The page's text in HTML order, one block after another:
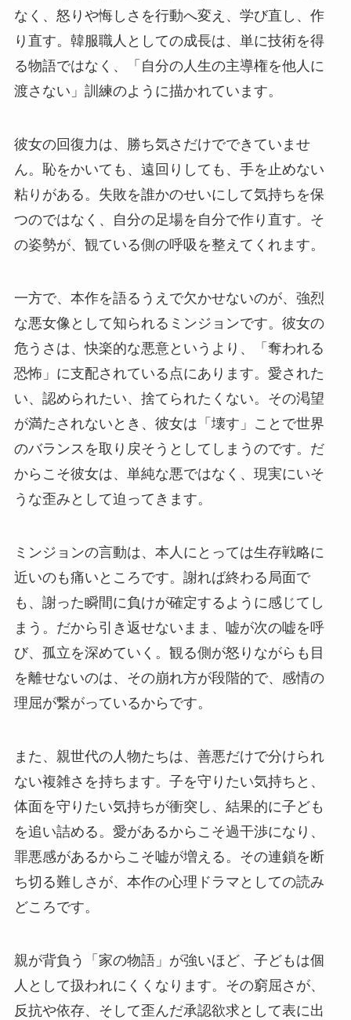
なく、怒りや悔しさを行動へ変え、学び直し、作
り直す。韓服職人としての成長は、単に技術を得
る物語ではなく、「自分の人生の主導権を他人に
渡さない」訓練のように描かれています。
彼女の回復力は、勝ち気さだけでできていませ
ん。恥をかいても、遠回りしても、手を止めない
粘りがある。失敗を誰かのせいにして気持ちを保
つのではなく、自分の足場を自分で作り直す。そ
の姿勢が、観ている側の呼吸を整えてくれます。
一方で、本作を語るうえで欠かせないのが、強烈
な悪女像として知られるミンジョンです。彼女の
危うさは、快楽的な悪意というより、「奪われる
恐怖」に支配されている点にあります。愛された
い、認められたい、捨てられたくない。その渇望
が満たされないとき、彼女は「壊す」ことで世界
のバランスを取り戻そうとしてしまうのです。だ
からこそ彼女は、単純な悪ではなく、現実にいそ
うな歪みとして迫ってきます。
ミンジョンの言動は、本人にとっては生存戦略に
近いのも痛いところです。謝れば終わる局面で
も、謝った瞬間に負けが確定するように感じてし
まう。だから引き返せないまま、嘘が次の嘘を呼
び、孤立を深めていく。観る側が怒りながらも目
を離せないのは、その崩れ方が段階的で、感情の
理屈が繋がっているからです。
また、親世代の人物たちは、善悪だけで分けられ
ない複雑さを持ちます。子を守りたい気持ちと、
体面を守りたい気持ちが衝突し、結果的に子ども
を追い詰める。愛があるからこそ過干渉になり、
罪悪感があるからこそ嘘が増える。その連鎖を断
ち切る難しさが、本作の心理ドラマとしての読み
どころです。
親が背負う「家の物語」が強いほど、子どもは個
人として扱われにくくなります。その窮屈さが、
反抗や依存、そして歪んだ承認欲求として表に出